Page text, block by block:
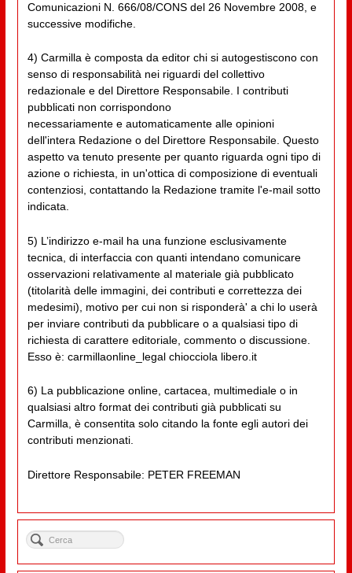
Comunicazioni N. 666/08/CONS del 26 Novembre 2008, e
successive modifiche.
4) Carmilla è composta da editor chi si autogestiscono con
senso di responsabilità nei riguardi del collettivo
redazionale e del Direttore Responsabile. I contributi
pubblicati non corrispondono
necessariamente e automaticamente alle opinioni
dell'intera Redazione o del Direttore Responsabile. Questo
aspetto va tenuto presente per quanto riguarda ogni tipo di
azione o richiesta, in un'ottica di composizione di eventuali
contenziosi, contattando la Redazione tramite l'e-mail sotto
indicata.
5) L’indirizzo e-mail ha una funzione esclusivamente
tecnica, di interfaccia con quanti intendano comunicare
osservazioni relativamente al materiale già pubblicato
(titolarità delle immagini, dei contributi e correttezza dei
medesimi), motivo per cui non si risponderà' a chi lo userà
per inviare contributi da pubblicare o a qualsiasi tipo di
richiesta di carattere editoriale, commento o discussione.
Esso è: carmillaonline_legal chiocciola libero.it
6) La pubblicazione online, cartacea, multimediale o in
qualsiasi altro format dei contributi già pubblicati su
Carmilla, è consentita solo citando la fonte egli autori dei
contributi menzionati.
Direttore Responsabile: PETER FREEMAN